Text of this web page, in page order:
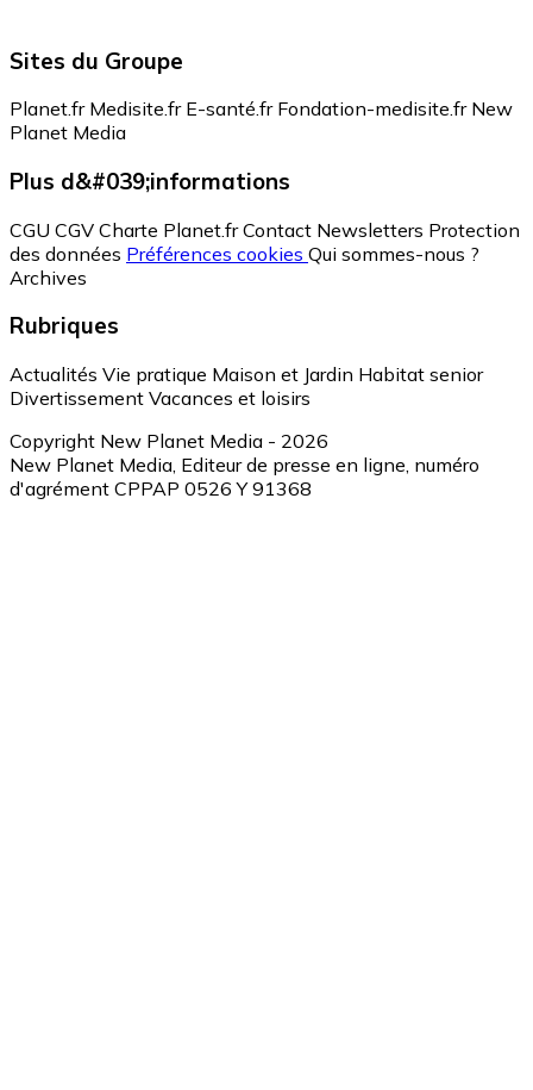
Sites du Groupe
Planet.fr Medisite.fr E-santé.fr Fondation-medisite.fr New
Planet Media
Plus d&#039;informations
CGU CGV Charte Planet.fr Contact Newsletters Protection
des données Préférences cookies Qui sommes-nous ?
Archives
Rubriques
Actualités Vie pratique Maison et Jardin Habitat senior
Divertissement Vacances et loisirs
Copyright New Planet Media - 2026
New Planet Media, Editeur de presse en ligne, numéro
d'agrément CPPAP 0526 Y 91368